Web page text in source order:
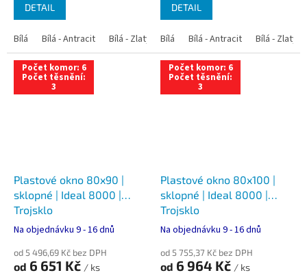
DETAIL
Bílá Bílá - Antracit Bílá - Zlatý dub Bílá - Tmavý dub Bílá -
DETAIL
Bílá Bílá - Antracit Bílá - Zlatý
Počet komor: 6
Počet těsnění:
3
Plastové okno 80x90 |
sklopné | Ideal 8000 |
Trojsklo
Na objednávku 9 - 16 dnů
od 5 496,69 Kč bez DPH
od 6 651 Kč / ks
Počet komor: 6
Počet těsnění:
3
Plastové okno 80x100 |
sklopné | Ideal 8000 |
Trojsklo
Na objednávku 9 - 16 dnů
od 5 755,37 Kč bez DPH
od 6 964 Kč / ks